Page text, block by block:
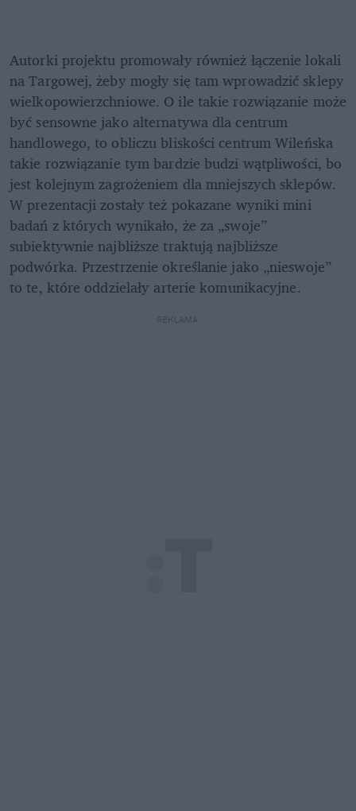
Autorki projektu promowały również łączenie lokali
na Targowej, żeby mogły się tam wprowadzić sklepy
wielkopowierzchniowe. O ile takie rozwiązanie może
być sensowne jako alternatywa dla centrum
handlowego, to obliczu bliskości centrum Wileńska
takie rozwiązanie tym bardzie budzi wątpliwości, bo
jest kolejnym zagrożeniem dla mniejszych sklepów.
W prezentacji zostały też pokazane wyniki mini
badań z których wynikało, że za „swoje”
subiektywnie najbliższe traktują najbliższe
podwórka. Przestrzenie określanie jako „nieswoje”
to te, które oddzielały arterie komunikacyjne.
REKLAMA